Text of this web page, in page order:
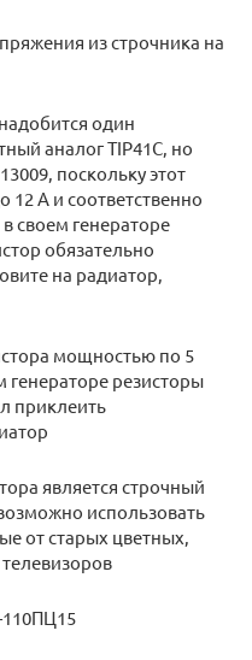
из строчника на
один
аналог TIP41C, но
поскольку этот
12 А и соответственно
своем генераторе
обязательно
на радиатор,
мощностью по 5
генераторе резисторы
приклеить
является строчный
использовать
от старых цветных,